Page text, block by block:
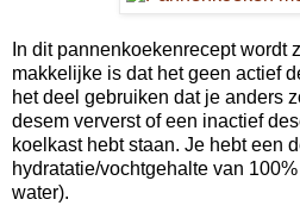
In dit pannenkoekenrecept wordt
makkelijke is dat het geen actief
het deel gebruiken dat je anders
desem ververst of een inactief
koelkast hebt staan. Je hebt een
hydratatie/vochtgehalte van
water).